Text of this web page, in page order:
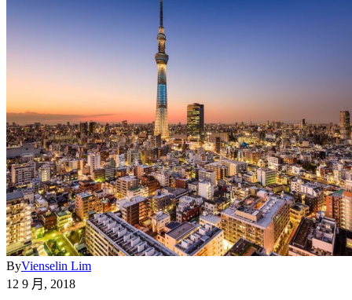
ByVienselin Lim
12 9 月, 2018